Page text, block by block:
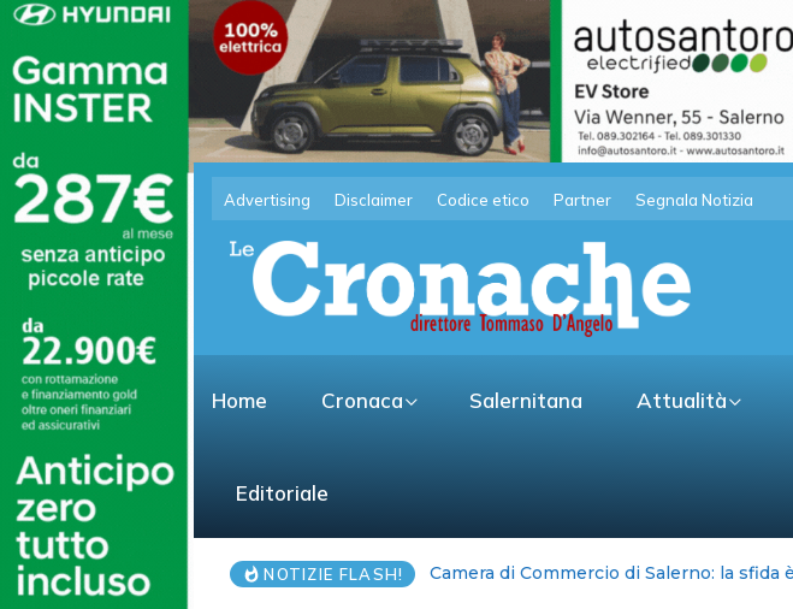
Advertising Disclaimer Codice etico Partner Segnala Notizia
Home Cronaca Salernitana Attualità
Editoriale
NOTIZIE FLASH!